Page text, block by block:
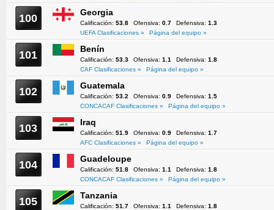
100 Georgia
Calificación: 53.8 Ofensiva: 0.7 Defensiva: 1.3
UEFA Clasificaciones »
Página del equipo »
101 Benín
Calificación: 53.3 Ofensiva: 1.1 Defensiva: 1.8
CAF Clasificaciones »
Página del equipo »
102 Guatemala
Calificación: 53.2 Ofensiva: 0.9 Defensiva: 1.5
CONCACAF Clasificaciones »
Página del equipo »
103 Iraq
Calificación: 51.9 Ofensiva: 0.9 Defensiva: 1.7
AFC Clasificaciones »
Página del equipo »
104 Guadeloupe
Calificación: 51.8 Ofensiva: 1.1 Defensiva: 1.8
CONCACAF Clasificaciones »
Página del equipo »
105 Tanzania
Calificación: 51.7 Ofensiva: 1.1 Defensiva: 1.8